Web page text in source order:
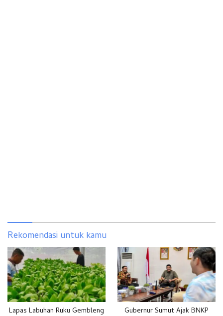
Rekomendasi untuk kamu
Lapas Labuhan Ruku Gembleng Gubernur Sumut Ajak BNKP